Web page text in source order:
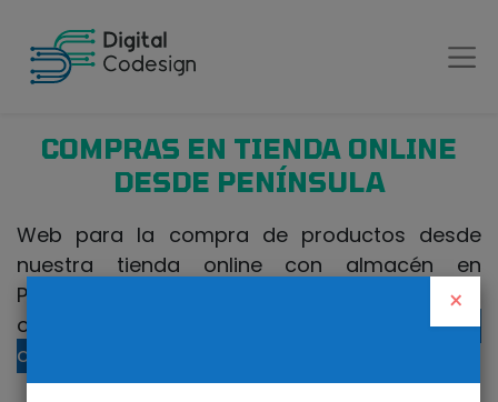
COMPRAS EN TIENDA ONLINE
DESDE PENÍNSULA
×
Web para la compra de productos desde
nuestra tienda online con almacén en
Península. Si realiza la compra desde Canarias
o fuera de España, visite nuestra
tienda
online para Canarias